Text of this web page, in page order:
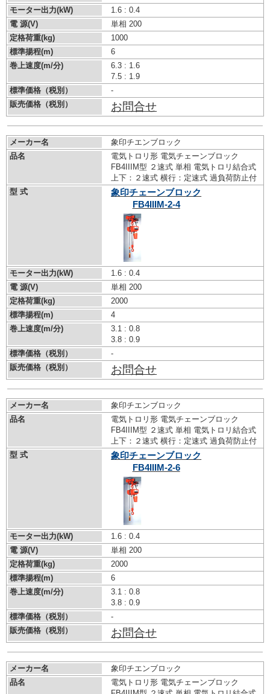
モーター出力(kW)
1.6 : 0.4
電 源(V)
単相 200
定格荷重(kg)
1000
標準揚程(m)
6
巻上速度(m/分)
6.3 : 1.6
7.5 : 1.9
標準価格（税別）
-
販売価格（税別）
お問合せ
メーカー名
象印チエンブロック
品名
電気トロリ形 電気チェーンブロック
FB4IIIM型 ２速式 単相 電気トロリ結合式
上下：２速式 横行：定速式 過負荷防止付
型 式
象印チェーンブロック
FB4IIIM-2-4
モーター出力(kW)
1.6 : 0.4
電 源(V)
単相 200
定格荷重(kg)
2000
標準揚程(m)
4
巻上速度(m/分)
3.1 : 0.8
3.8 : 0.9
標準価格（税別）
-
販売価格（税別）
お問合せ
メーカー名
象印チエンブロック
品名
電気トロリ形 電気チェーンブロック
FB4IIIM型 ２速式 単相 電気トロリ結合式
上下：２速式 横行：定速式 過負荷防止付
型 式
象印チェーンブロック
FB4IIIM-2-6
モーター出力(kW)
1.6 : 0.4
電 源(V)
単相 200
定格荷重(kg)
2000
標準揚程(m)
6
巻上速度(m/分)
3.1 : 0.8
3.8 : 0.9
標準価格（税別）
-
販売価格（税別）
お問合せ
メーカー名
象印チエンブロック
品名
電気トロリ形 電気チェーンブロック